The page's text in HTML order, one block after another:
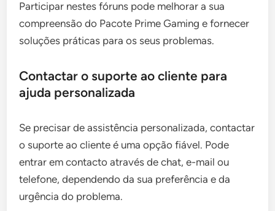
Participar nestes fóruns pode melhorar a sua
compreensão do Pacote Prime Gaming e fornecer
soluções práticas para os seus problemas.
Contactar o suporte ao cliente para
ajuda personalizada
Se precisar de assistência personalizada, contactar
o suporte ao cliente é uma opção fiável. Pode
entrar em contacto através de chat, e-mail ou
telefone, dependendo da sua preferência e da
urgência do problema.